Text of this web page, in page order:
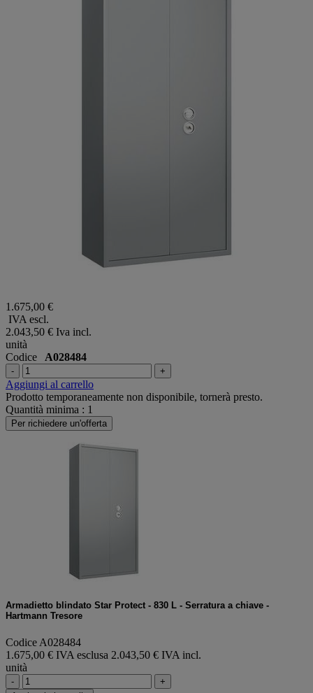
1.675,00 €
IVA escl.
2.043,50 € Iva incl.
unità
Codice A028484
- +
Aggiungi al carrello
Prodotto temporaneamente non disponibile, tornerà presto.
Quantità minima : 1
Per richiedere un'offerta
Armadietto blindato Star Protect - 830 L - Serratura a chiave -
Hartmann Tresore
Codice A028484
1.675,00 € IVA esclusa 2.043,50 € IVA incl.
unità
-
+